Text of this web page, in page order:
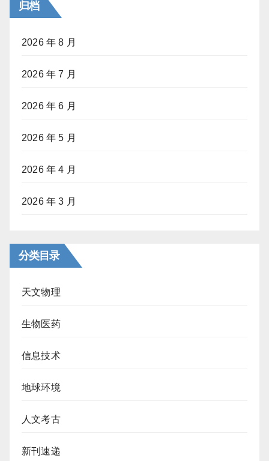
归档
2026 年 8 月
2026 年 7 月
2026 年 6 月
2026 年 5 月
2026 年 4 月
2026 年 3 月
分类目录
天文物理
生物医药
信息技术
地球环境
人文考古
新刊速递